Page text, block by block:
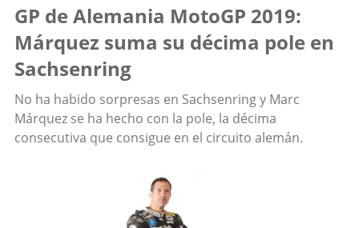
GP de Alemania MotoGP 2019:
Márquez suma su décima pole en
Sachsenring
No ha habido sorpresas en Sachsenring y Marc
Márquez se ha hecho con la pole, la décima
consecutiva que consigue en el circuito alemán.